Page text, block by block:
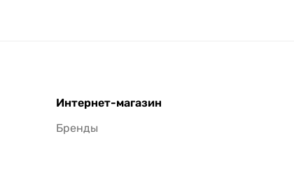
Интернет-магазин
Бренды